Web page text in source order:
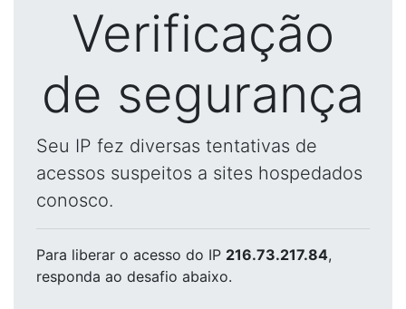
Verificação
de segurança
Seu IP fez diversas tentativas de
acessos suspeitos a sites hospedados
conosco.
Para liberar o acesso do IP 216.73.217.84,
responda ao desafio abaixo.